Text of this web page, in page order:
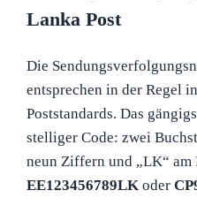
Lanka Post
Die
entsprechen in der Regel
Poststandards. Das
stelliger Code: zwei
neun Ziffern und „LK“ am
EE123456789LKoder